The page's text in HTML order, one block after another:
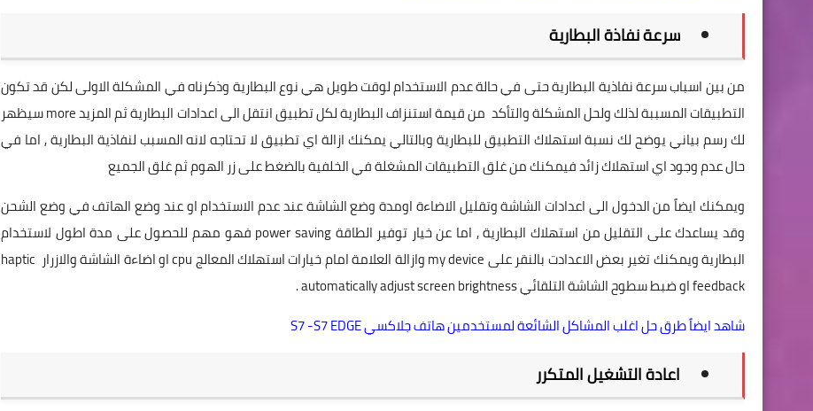
سرعة نفاذة البطارية
من بين اسباب سرعة نفاذية البطارية حتى في حالة عدم الاستخدام لوقت طويل هي نوع البطارية وذكرناه في المشكلة الاولى لكن قد تكون
التطبيقات المسببة لذلك ولحل المشكلة والتأكد من قيمة استنزاف البطارية لكل تطبيق انتقل الى اعدادات البطارية ثم المزيد more سيظهر
لك رسم بياني يوضح لك نسبة استهلاك التطبيق للبطارية وبالتالي يمكنك ازالة اي تطبيق لا تحتاجه لانه المسبب لنفاذية البطارية , اما في
حال عدم وجود اي استهلاك زائد فيمكنك من غلق التطبيقات المشغلة في الخلفية بالضغط على زر الهوم ثم غلق الجميع
ويمكنك ايضاً من الدخول الى اعدادات الشاشة وتقليل الاضاءة اومدة وضع الشاشة عند عدم الاستخدام او عند وضع الهاتف في وضع الشحن
وقد يساعدك على التقليل من استهلاك البطارية , اما عن خيار توفير الطاقة power saving فهو مهم للحصول على مدة اطول لاستخدام
البطارية ويمكنك تغير بعض الاعدادت بالنقر على my device وازالة العلامة امام خيارات استهلاك المعالج cpu او اضاءة الشاشة والازرار haptic
feedback او ضبط سطوح الشاشة التلقائي automatically adjust screen brightness .
شاهد ايضاً طرق حل اغلب المشاكل الشائعة لمستخدمين هاتف جلاكسي S7 -S7 EDGE
اعادة التشغيل المتكرر